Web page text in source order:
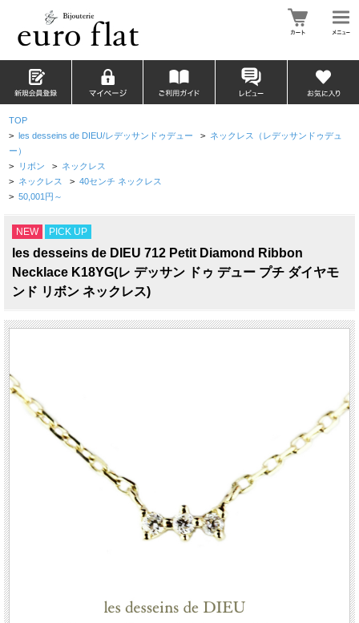
TOP
> les desseins de DIEU/レデッサンドゥデュー > ネックレス（レデッサンドゥデュ
ー）
> リボン > ネックレス
> ネックレス > 40センチ ネックレス
> 50,001円～
NEW PICK UP
les desseins de DIEU 712 Petit Diamond Ribbon
Necklace K18YG(レ デッサン ドゥ デュー プチ ダイヤモ
ンド リボン ネックレス)